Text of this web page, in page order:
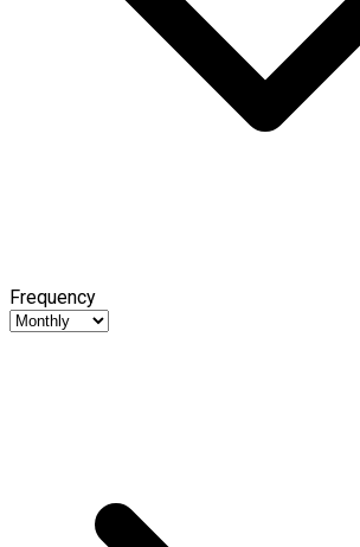
Frequency